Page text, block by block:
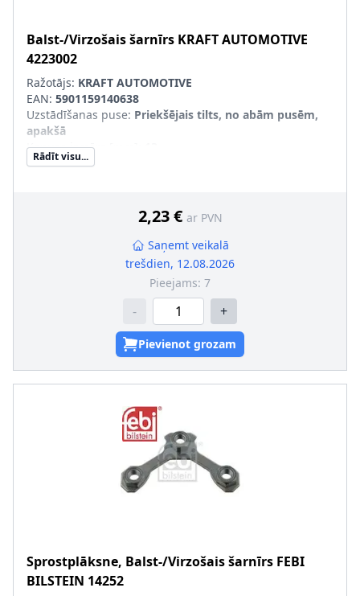
Balst-/Virzošais šarnīrs KRAFT AUTOMOTIVE
4223002
Ražotājs: KRAFT AUTOMOTIVE
EAN: 5901159140638
Uzstādīšanas puse: Priekšējais tilts, no abām pusēm,
apakšā
Konusa izmērs [mm]
Produkcijas numurs
Rādīt visu...
2,23 € ar PVN
Saņemt veikalā
trešdien, 12.08.2026
Pieejams: 7
- +
Pievienot grozam
Sprostplāksne, Balst-/Virzošais šarnīrs FEBI
BILSTEIN 14252